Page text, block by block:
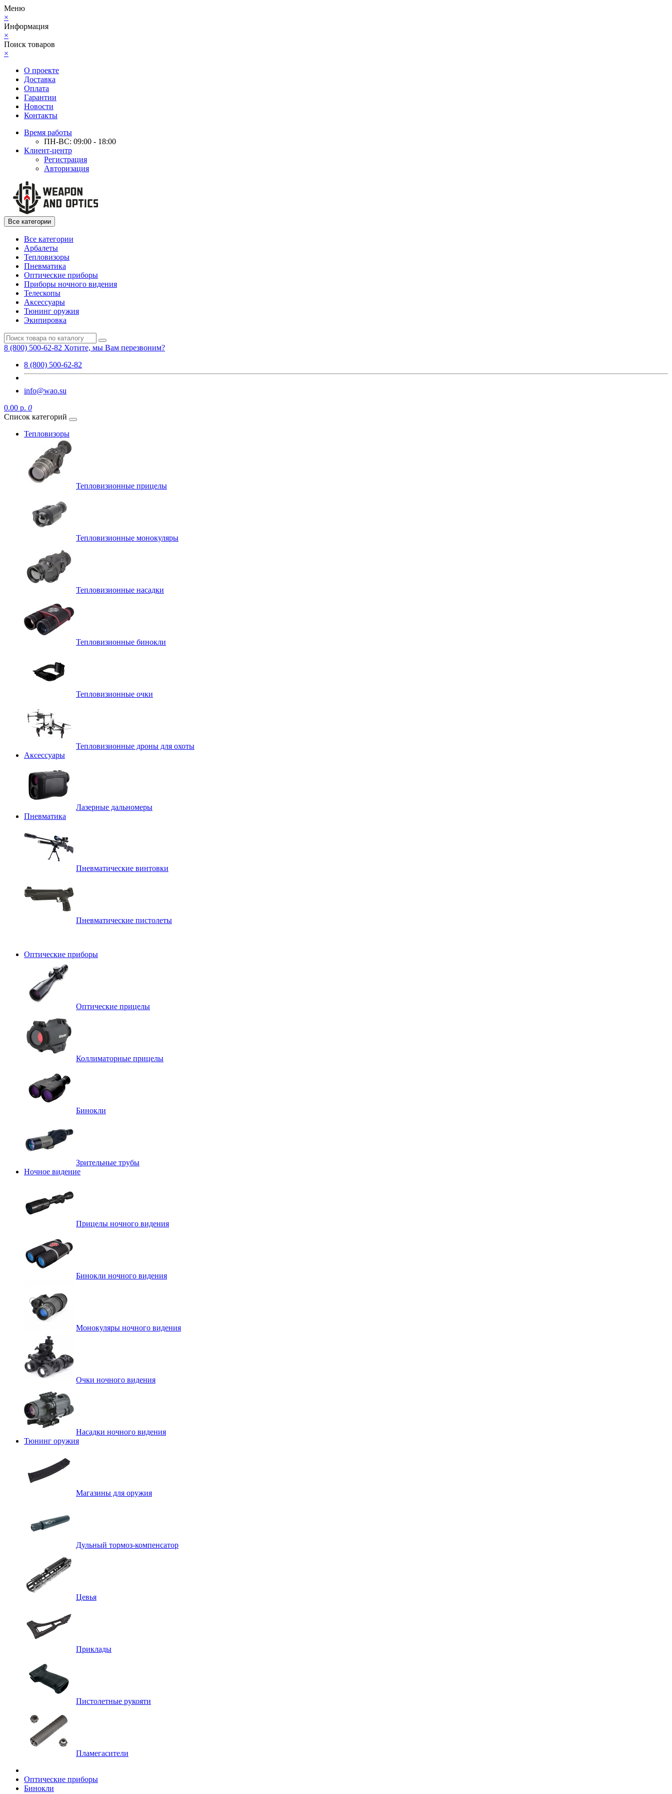
Меню
×
Информация
×
Поиск товаров
×
О проекте
Доставка
Оплата
Гарантии
Новости
Контакты
Время работы
ПН-ВС: 09:00 - 18:00
Клиент-центр
Регистрация
Авторизация
Все категории
Все категории
Арбалеты
Тепловизоры
Пневматика
Оптические приборы
Приборы ночного видения
Телескопы
Аксессуары
Тюнинг оружия
Экипировка
8 (800) 500-62-82 Хотите, мы Вам перезвоним?
8 (800) 500-62-82
info@wao.su
0.00 р. 0
Список категорий
Тепловизоры
Тепловизионные прицелы
Тепловизионные монокуляры
Тепловизионные насадки
Тепловизионные бинокли
Тепловизионные очки
Тепловизионные дроны для охоты
Аксессуары
Лазерные дальномеры
Пневматика
Пневматические винтовки
Пневматические пистолеты
Оптические приборы
Оптические прицелы
Коллиматорные прицелы
Бинокли
Зрительные трубы
Ночное видение
Прицелы ночного видения
Бинокли ночного видения
Монокуляры ночного видения
Очки ночного видения
Насадки ночного видения
Тюнинг оружия
Магазины для оружия
Дульный тормоз-компенсатор
Цевья
Приклады
Пистолетные рукояти
Пламегасители
Оптические приборы
Бинокли